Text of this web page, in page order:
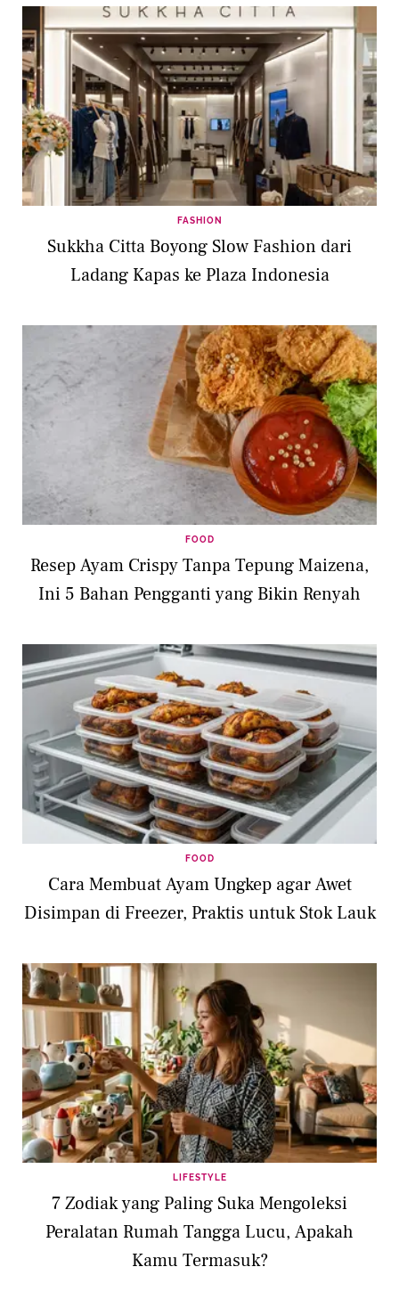
FASHION
Sukkha Citta Boyong Slow Fashion dari
Ladang Kapas ke Plaza Indonesia
FOOD
Resep Ayam Crispy Tanpa Tepung Maizena,
Ini 5 Bahan Pengganti yang Bikin Renyah
FOOD
Cara Membuat Ayam Ungkep agar Awet
Disimpan di Freezer, Praktis untuk Stok Lauk
LIFESTYLE
7 Zodiak yang Paling Suka Mengoleksi
Peralatan Rumah Tangga Lucu, Apakah
Kamu Termasuk?